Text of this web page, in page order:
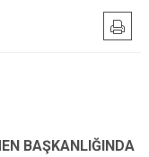
Çekmeköy
BAŞKANLIĞINDA